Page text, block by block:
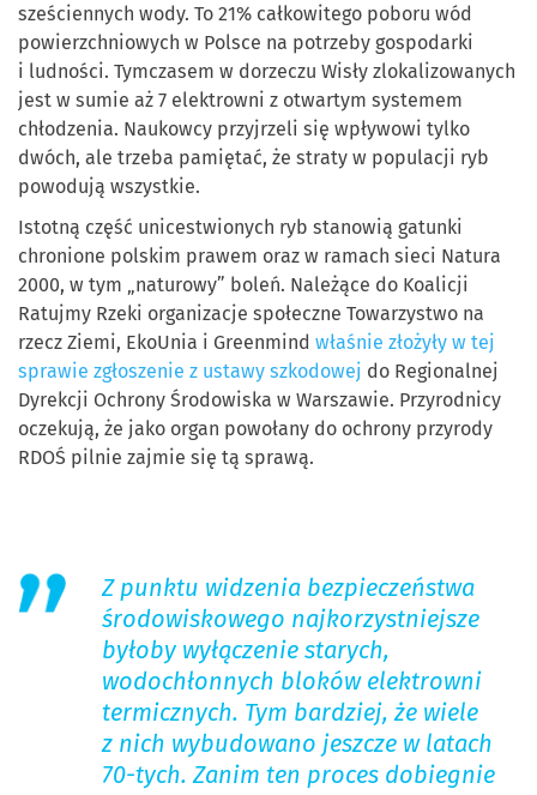
sześciennych wody. To 21% całkowitego poboru wód
powierzchniowych w Polsce na potrzeby gospodarki
i ludności. Tymczasem w dorzeczu Wisły zlokalizowanych
jest w sumie aż 7 elektrowni z otwartym systemem
chłodzenia. Naukowcy przyjrzeli się wpływowi tylko
dwóch, ale trzeba pamiętać, że straty w populacji ryb
powodują wszystkie.
Istotną część unicestwionych ryb stanowią gatunki
chronione polskim prawem oraz w ramach sieci Natura
2000, w tym „naturowy” boleń. Należące do Koalicji
Ratujmy Rzeki organizacje społeczne Towarzystwo na
rzecz Ziemi, EkoUnia i Greenmind właśnie złożyły w tej
sprawie zgłoszenie z ustawy szkodowej do Regionalnej
Dyrekcji Ochrony Środowiska w Warszawie. Przyrodnicy
oczekują, że jako organ powołany do ochrony przyrody
RDOŚ pilnie zajmie się tą sprawą.
Z punktu widzenia bezpieczeństwa
środowiskowego najkorzystniejsze
byłoby wyłączenie starych,
wodochłonnych bloków elektrowni
termicznych. Tym bardziej, że wiele
z nich wybudowano jeszcze w latach
70-tych. Zanim ten proces dobiegnie